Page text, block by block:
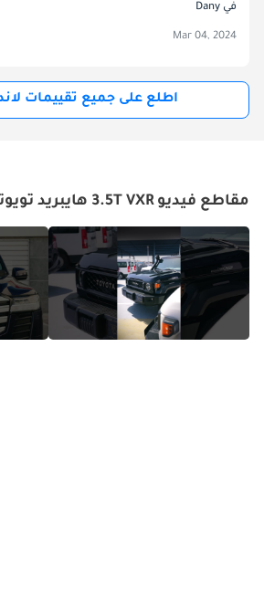
في Dany
Mar 04, 2024
اطلع على جميع تقييمات
مقاطع فيديو 3.5T VXR هايبريد تويوتا لاند كروزر